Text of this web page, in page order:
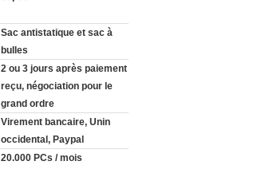
Sac antistatique et sac à
bulles
2 ou 3 jours après paiement
reçu, négociation pour le
grand ordre
Virement bancaire, Unin
occidental, Paypal
20.000 PCs / mois